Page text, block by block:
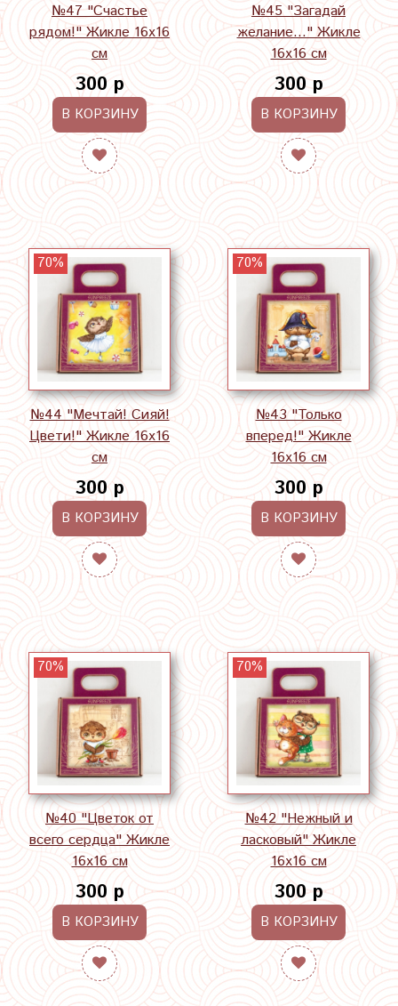
№47 "Счастье
рядом!" Жикле 16х16
см
300 р
В КОРЗИНУ
№45 "Загадай
желание..." Жикле
16х16 см
300 р
В КОРЗИНУ
70%
№44 "Мечтай! Сияй!
Цвети!" Жикле 16х16
см
300 р
В КОРЗИНУ
70%
№43 "Только
вперед!" Жикле
16х16 см
300 р
В КОРЗИНУ
70%
№40 "Цветок от
всего сердца" Жикле
16х16 см
300 р
В КОРЗИНУ
70%
№42 "Нежный и
ласковый" Жикле
16х16 см
300 р
В КОРЗИНУ